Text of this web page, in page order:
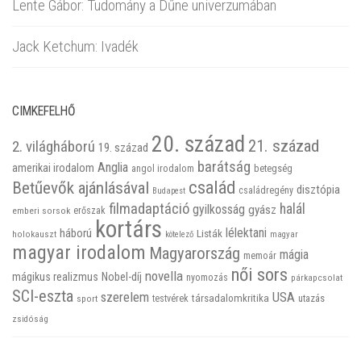
Lente Gábor: Tudomány a Dűne univerzumában
Jack Ketchum: Ivadék
CIMKEFELHŐ
2. világháború 19. század 20. század 21. század
amerikai irodalom Anglia angol irodalom barátság betegség
Betűevők ajánlásával Budapest család családregény disztópia
emberi sorsok erőszak filmadaptáció gyilkosság gyász halál
holokauszt háború kortárs kötelező Listák lélektani magyar
magyar irodalom Magyarország memoár mágia
mágikus realizmus Nobel-díj novella nyomozás női sors párkapcsolat
SCI-eszta sport szerelem testvérek társadalomkritika USA utazás
zsidóság